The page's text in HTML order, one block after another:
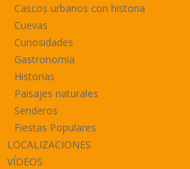
Cascos urbanos con historia
Cuevas
Curiosidades
Gastronomía
Historias
Paisajes naturales
Senderos
Fiestas Populares
LOCALIZACIONES
VÍDEOS